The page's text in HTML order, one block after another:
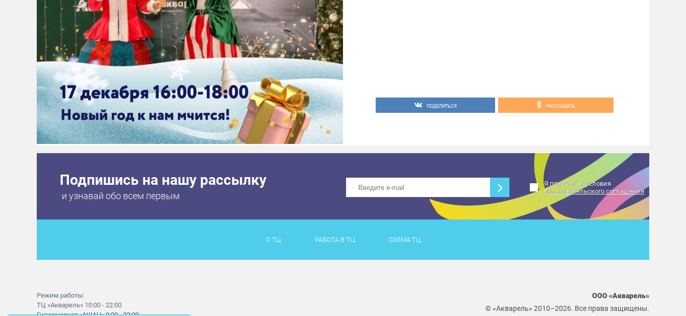
ПОДЕЛИТЬСЯ РАССКАЗАТЬ
Подпишись на нашу рассылку
и узнавай обо всем первым
Я принимаю условия
пользовательского соглашения
О ТЦ РАБОТА В ТЦ СХЕМА ТЦ
Режим работы:
ТЦ «Акварель» 10:00 - 22:00
ООО «Акварель»
© «Акварель» 2010–2026. Все права защищены.